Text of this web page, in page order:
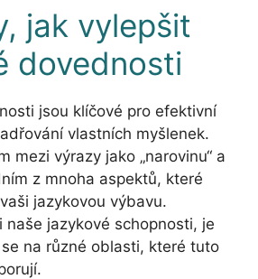
jak vylepšit
dovednosti
jsou klíčové pro efektivní
vlastních myšlenek.
mezi výrazy jako „narovinu“ a
z mnoha aspektů, které
jazykovou výbavu.
naše jazykové schopnosti, je
na různé oblasti, které tuto